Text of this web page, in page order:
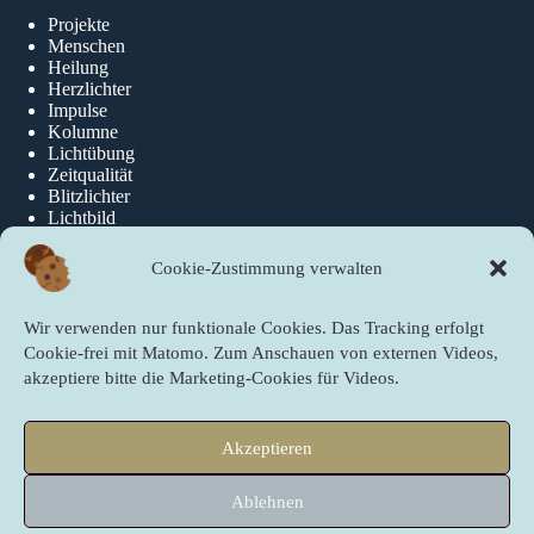
Cookie-Zustimmung verwalten
Wir verwenden nur funktionale Cookies. Das Tracking erfolgt
Cookie-frei mit Matomo. Zum Anschauen von externen Videos,
akzeptiere bitte die Marketing-Cookies für Videos.
Akzeptieren
Ablehnen
Projekte
Menschen
Heilung
Herzlichter
Impulse
Kolumne
Lichtübung
Zeitqualität
Blitzlichter
Lichtbild
Über Uns
Quicklinks
PartnerInnen der newslichter
Copyright © 2009 - 2026 newslichter next level – Gute Nachrichten